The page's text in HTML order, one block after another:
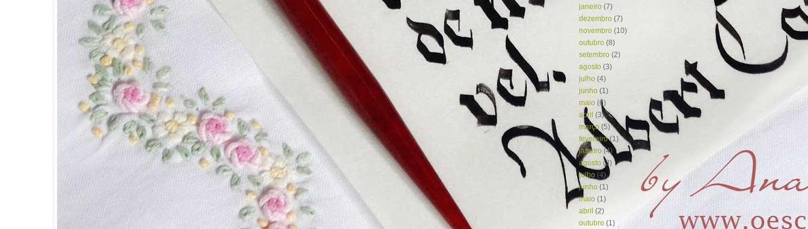
janeiro(7)
dezembro(7)
novembro(10)
outubro(8)
setembro(2)
agosto(3)
julho(4)
junho(1)
maio(6)
abril (3)
março(5)
fevereiro(1)
janeiro(4)
agosto(3)
julho(4)
junho(1)
maio(1)
abril (2)
outubro(1)